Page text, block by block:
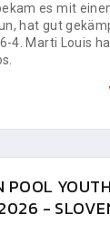
es mit
hat gut
4. Marti Louis
POOL YOUTH
-